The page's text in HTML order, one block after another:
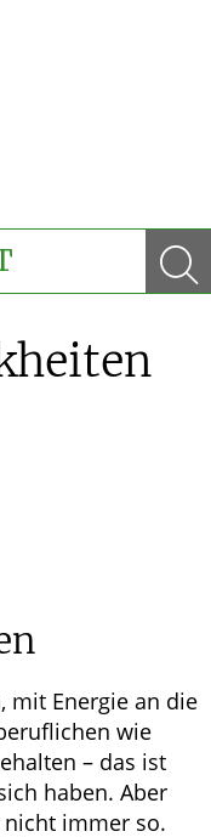
mit Energie an die
wie
– das ist
haben. Aber
nicht immer so.